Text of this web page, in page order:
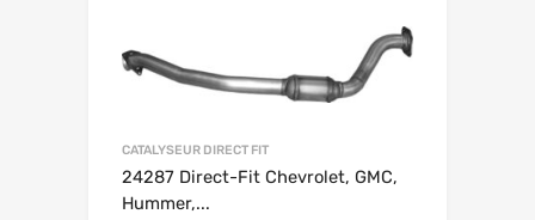
CATALYSEUR DIRECT FIT
24287 Direct-Fit Chevrolet, GMC,
Hummer,...